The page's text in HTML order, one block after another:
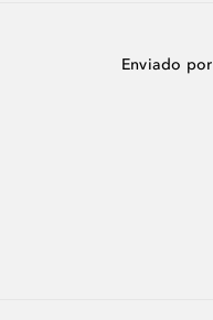
Enviado por